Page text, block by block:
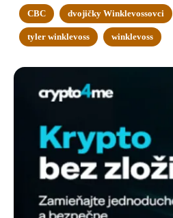
CBC dvojičky Winklevossovci
tyler winklevoss winklevoss